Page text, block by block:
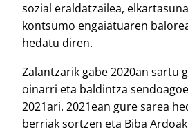
sozial eraldatzailea,
kontsumo engaiatuaren
hedatu diren.
Zalantzarik gabe 2020an sartu
oinarri eta baldintza
2021ari. 2021ean gure sarea
berriak sortzen eta Biba